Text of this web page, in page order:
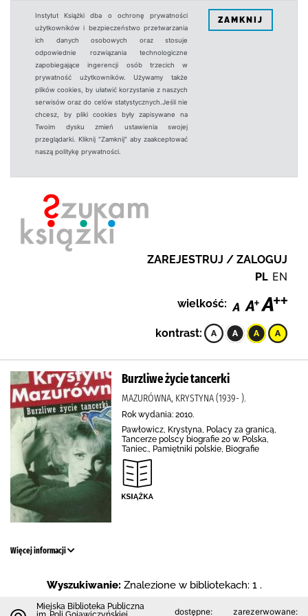
Instytut Książki dba o ochronę prywatności
użytkowników i bezpieczeństwo przetwarzania
ich danych osobowych oraz stosuje
odpowiednie rozwiązania technologiczne
zapobiegające ingerencji osób trzecich w
prywatność użytkowników. Używamy także
plików cookies, by ułatwić korzystanie z naszych
serwisów oraz do celów statystycznych.Jeśli nie
chcesz, by pliki cookies były zapisywane na
Twoim dysku zmień ustawienia swojej
przeglądarki. Kliknij "Zamknij" aby zaakceptować
naszą politykę prywatności.
ZAMKNIJ
ZAREJESTRUJ / ZALOGUJ
PL EN
wielkość:
kontrast:
Burzliwe życie tancerki
MAZURÓWNA, KRYSTYNA (1939- ).
Rok wydania: 2010.
Pawłowicz, Krystyna, Polacy za granicą,
Tancerze polscy biografie 20 w. Polska,
Taniec., Pamiętniki polskie, Biografie
Więcej informacji
Wyszukiwanie: Znalezione w bibliotekach: 1 .
Miejska Biblioteka Publiczna
dostępne: zarezerwowane: